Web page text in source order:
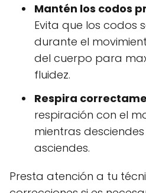
Mantén los codos
Evita que los codos
durante el
del cuerpo para
fluidez.
Respira
respiración con el
mientras
asciendes.
Presta atención a tu